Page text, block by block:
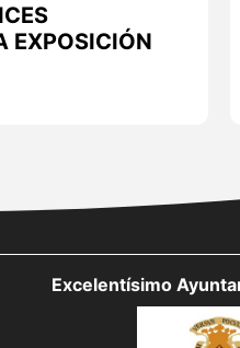
EXPOSICIÓN
Excelentísimo